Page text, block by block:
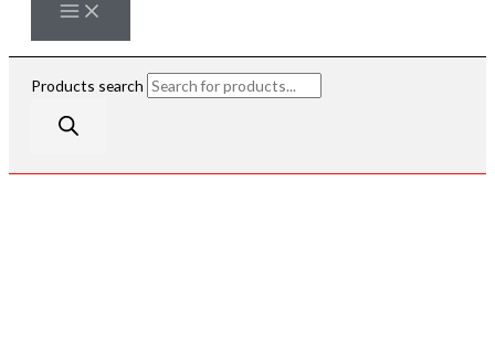
Products search